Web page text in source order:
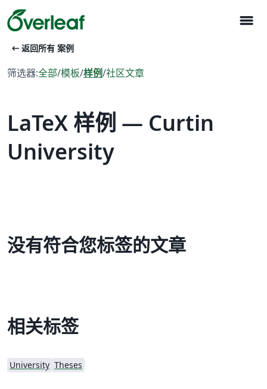
menu
arrow_left_alt 返回所有 案例
筛选器:全部/模板/样例/社区文章
LaTeX 样例 — Curtin
University
没有符合您标签的文章
相关标签
University Theses